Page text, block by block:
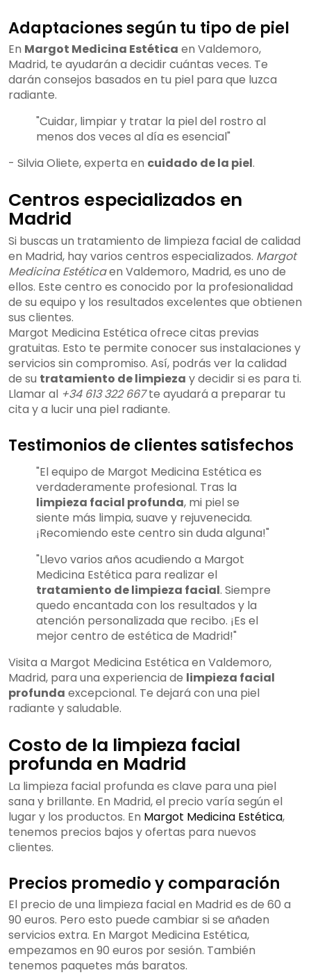
Adaptaciones según tu tipo de piel
En Margot Medicina Estética en Valdemoro,
Madrid, te ayudarán a decidir cuántas veces. Te
darán consejos basados en tu piel para que luzca
radiante.
"Cuidar, limpiar y tratar la piel del rostro al
menos dos veces al día es esencial"
- Silvia Oliete, experta en cuidado de la piel.
Centros especializados en
Madrid
Si buscas un tratamiento de limpieza facial de calidad
en Madrid, hay varios centros especializados. Margot
Medicina Estéticaen Valdemoro, Madrid, es uno de
ellos. Este centro es conocido por la profesionalidad
de su equipo y los resultados excelentes que obtienen
sus clientes.
Margot Medicina Estética ofrece citas previas
gratuitas. Esto te permite conocer sus instalaciones y
servicios sin compromiso. Así, podrás ver la calidad
de su tratamiento de limpieza y decidir si es para ti.
Llamar al +34 613 322 667te ayudará a preparar tu
cita y a lucir una piel radiante.
Testimonios de clientes satisfechos
"El equipo de Margot Medicina Estética es
verdaderamente profesional. Tras la
limpieza facial profunda, mi piel se
siente más limpia, suave y rejuvenecida.
¡Recomiendo este centro sin duda alguna!"
"Llevo varios años acudiendo a Margot
Medicina Estética para realizar el
tratamiento de limpieza facial. Siempre
quedo encantada con los resultados y la
atención personalizada que recibo. ¡Es el
mejor centro de estética de Madrid!"
Visita a Margot Medicina Estética en Valdemoro,
Madrid, para una experiencia de limpieza facial
profunda excepcional. Te dejará con una piel
radiante y saludable.
Costo de la limpieza facial
profunda en Madrid
La limpieza facial profunda es clave para una piel
sana y brillante. En Madrid, el precio varía según el
lugar y los productos. En Margot Medicina Estética,
tenemos precios bajos y ofertas para nuevos
clientes.
Precios promedio y comparación
El precio de una limpieza facial en Madrid es de 60 a
90 euros. Pero esto puede cambiar si se añaden
servicios extra. En Margot Medicina Estética,
empezamos en 90 euros por sesión. También
tenemos paquetes más baratos.